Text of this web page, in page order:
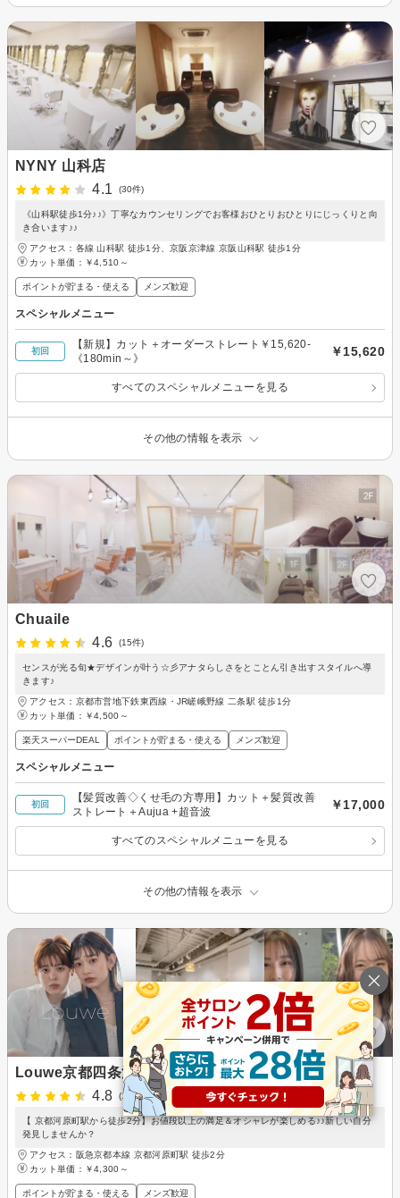
NYNY 山科店
4.1
(30件)
《山科駅徒歩1分♪♪》丁寧なカウンセリングでお客様おひとりおひとりにじっくりと向
き合います♪♪
アクセス：各線 山科駅 徒歩1分、京阪京津線 京阪山科駅 徒歩1分
カット単価： ￥4,510～
ポイントが貯まる・使える メンズ歓迎
スペシャルメニュー
初回
【新規】カット＋オーダーストレート￥15,620‐
《180min～》
￥15,620
すべてのスペシャルメニューを見る
その他の情報を表示
Chuaile
4.6
(15件)
センスが光る旬★デザインが叶う☆彡アナタらしさをとことん引き出すスタイルへ導
きます♪
アクセス：京都市営地下鉄東西線・JR嵯峨野線 二条駅 徒歩1分
カット単価： ￥4,500～
楽天スーパーDEAL ポイントが貯まる・使える メンズ歓迎
スペシャルメニュー
初回
【髪質改善◇くせ毛の方専用】カット＋髪質改善
ストレート＋Aujua +超音波
￥17,000
すべてのスペシャルメニューを見る
その他の情報を表示
Louwe京都四条河原町
4.8
(12件)
【 京都河原町駅から徒歩2分】お値段以上の満足＆オシャレが楽しめる♪♪新しい自分
発見しませんか？
アクセス：阪急京都本線 京都河原町駅 徒歩2分
カット単価： ￥4,300～
ポイントが貯まる・使える メンズ歓迎